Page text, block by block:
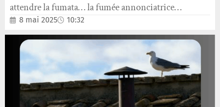
attendre la fumata… la fumée annonciatrice…
8 mai 2025 10:32